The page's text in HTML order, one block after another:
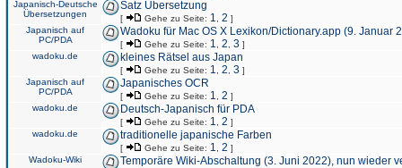
Japanisch-Deutsche
Übersetzungen
Satz Übersetzung
[ Gehe zu Seite: 1 2 ]
Japanisch auf
PC/PDA
Wadoku für Mac OS X Lexikon/Dictionary.app (9. Januar
[ Gehe zu Seite: 1 2 3 ]
wadoku.de
kleines Rätsel aus Japan
[ Gehe zu Seite: 1 2 3 ]
Japanisch auf
PC/PDA
Japanisches OCR
[ Gehe zu Seite: 1 2 ]
wadoku.de
Deutsch-Japanisch für PDA
[ Gehe zu Seite: 1 2 ]
wadoku.de
traditionelle japanische Farben
[ Gehe zu Seite: 1 2 ]
Wadoku-Wiki
Temporäre Wiki-Abschaltung (3. Juni 2022), nun wieder